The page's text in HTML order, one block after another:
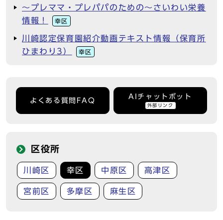
～プレママ・プレパパのための～さいわい栄養
情報！
幸区
川崎認定保育園紹介動画テキスト情報（保育所
ひまわり3）
幸区
よくある質問FAQ
AIチャットボット
外部リンク
区役所
川崎区 幸区 中原区 高津区
宮前区 多摩区 麻生区